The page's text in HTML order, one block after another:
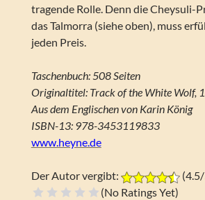
tragende Rolle. Denn die Cheysuli-
das Talmorra (siehe oben), muss
jeden Preis.
Taschenbuch: 508 Seiten
Originaltitel: Track of the White Wolf,
Aus dem Englischen von Karin König
ISBN-13: 978-3453119833
www.heyne.de
Der Autor vergibt: (4.5/
(No Ratings Yet)